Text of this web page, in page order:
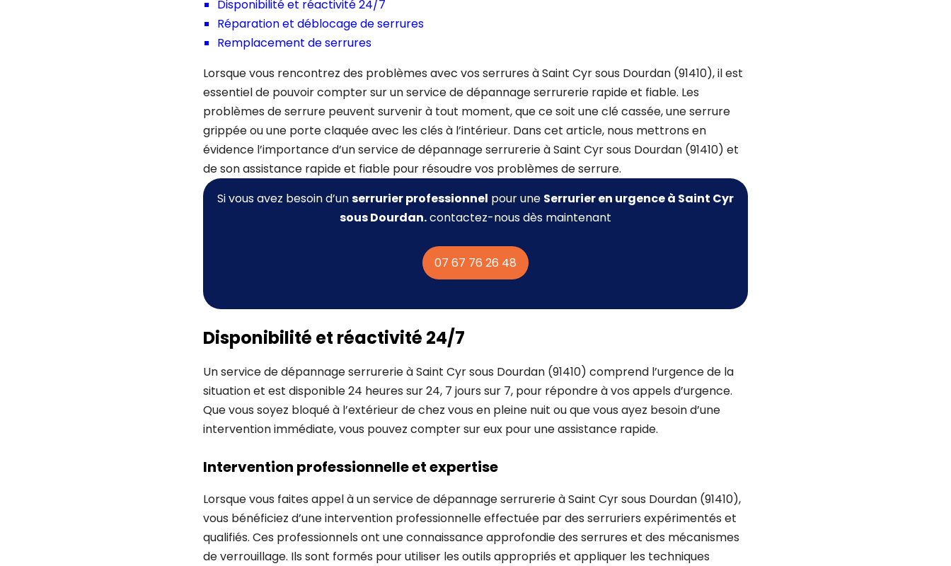
Disponibilité et réactivité 24/7
Réparation et déblocage de serrures
Remplacement de serrures
Lorsque vous rencontrez des problèmes avec vos serrures à Saint Cyr sous Dourdan (91410), il est
essentiel de pouvoir compter sur un service de dépannage serrurerie rapide et fiable. Les
problèmes de serrure peuvent survenir à tout moment, que ce soit une clé cassée, une serrure
grippée ou une porte claquée avec les clés à l’intérieur. Dans cet article, nous mettrons en
évidence l’importance d’un service de dépannage serrurerie à Saint Cyr sous Dourdan (91410) et
de son assistance rapide et fiable pour résoudre vos problèmes de serrure.
Si vous avez besoin d’unserrurier professionnel pour une Serrurieren urgence à Saint Cyr
sous Dourdan.contactez-nous dès maintenant
07 67 76 26 48
Disponibilité et réactivité 24/7
Un service de dépannage serrurerie à Saint Cyr sous Dourdan (91410) comprend l’urgence de la
situation et est disponible 24 heures sur 24, 7 jours sur 7, pour répondre à vos appels d’urgence.
Que vous soyez bloqué à l’extérieur de chez vous en pleine nuit ou que vous ayez besoin d’une
intervention immédiate, vous pouvez compter sur eux pour une assistance rapide.
Intervention professionnelle et expertise
Lorsque vous faites appel à un service de dépannage serrurerie à Saint Cyr sous Dourdan (91410),
vous bénéficiez d’une intervention professionnelle effectuée par des serruriers expérimentés et
qualifiés. Ces professionnels ont une connaissance approfondie des serrures et des mécanismes
de verrouillage. Ils sont formés pour utiliser les outils appropriés et appliquer les techniques